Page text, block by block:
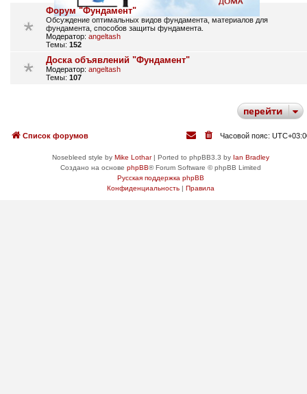
Форум "Фундамент"
Обсуждение оптимальных видов фундамента, материалов для
фундамента, способов защиты фундамента.
Модератор: angeltash
Темы: 152
Доска объявлений "Фундамент"
Модератор: angeltash
Темы: 107
перейти
Список форумов Часовой пояс:
Nosebleed style by Mike Lothar| Ported to phpBB3.3 by Ian Bradley
Создано на основе phpBB® Forum Software © phpBB Limited
Русская поддержка phpBB
Конфиденциальность| Правила